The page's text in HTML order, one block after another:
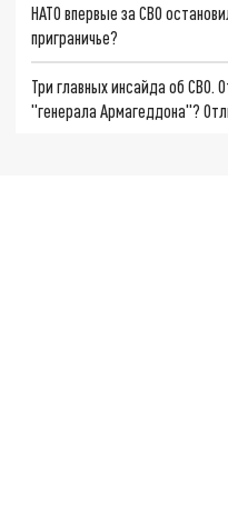
НАТО впервые за СВО
приграничье?
Три главных инсайда об СВО.
"генерала Армагеддона"?